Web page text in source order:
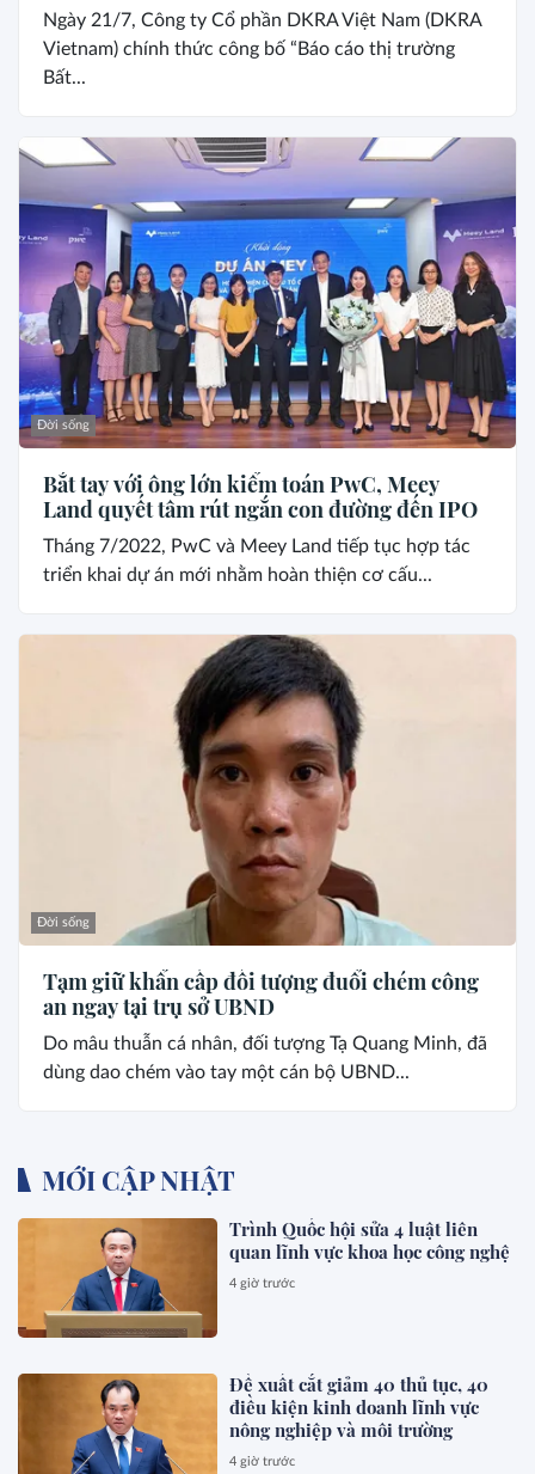
Ngày 21/7, Công ty Cổ phần DKRA Việt Nam (DKRA
Vietnam) chính thức công bố “Báo cáo thị trường
Bất...
Đời sống
Bắt tay với ông lớn kiểm toán PwC, Meey
Land quyết tâm rút ngắn con đường đến IPO
Tháng 7/2022, PwC và Meey Land tiếp tục hợp tác
triển khai dự án mới nhằm hoàn thiện cơ cấu...
Đời sống
Tạm giữ khẩn cấp đối tượng đuổi chém công
an ngay tại trụ sở UBND
Do mâu thuẫn cá nhân, đối tượng Tạ Quang Minh, đã
dùng dao chém vào tay một cán bộ UBND...
MỚI CẬP NHẬT
Trình Quốc hội sửa 4 luật liên
quan lĩnh vực khoa học công nghệ
4 giờ trước
Đề xuất cắt giảm 40 thủ tục, 40
điều kiện kinh doanh lĩnh vực
nông nghiệp và môi trường
4 giờ trước